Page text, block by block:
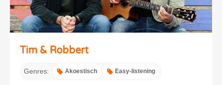
Tim & Robbert
Genres: Akoestisch Easy-listening